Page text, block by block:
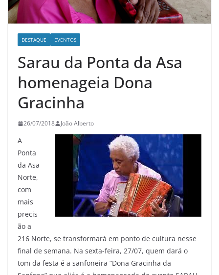
DESTAQUE EVENTOS
Sarau da Ponta da Asa
homenageia Dona
Gracinha
26/07/2018 João Alberto
A
Ponta
da Asa
Norte,
com
mais
precis
ão a
216 Norte, se transformará em ponto de cultura nesse
final de semana. Na sexta-feira, 27/07, quem dará o
tom da festa é a sanfoneira “Dona Gracinha da